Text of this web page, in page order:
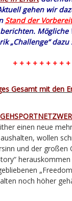
gehen wir
Stand der
„Challenge“
+ + + + + + + +
Gesamt mit den
einen neue
wollen
und der
noch höher